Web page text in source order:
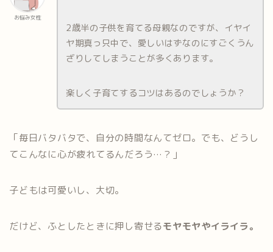
お悩み女性
2歳半の子供を育てる母親なのですが、イヤイ
ヤ期真っ只中で、愛しいはずなのにすごくうん
ざりしてしまうことが多くあります。
楽しく子育てするコツはあるのでしょうか？
「毎日バタバタで、自分の時間なんてゼロ。でも、どうし
てこんなに心が疲れてるんだろう…？」
子どもは可愛いし、大切。
だけど、ふとしたときに押し寄せるモヤモヤやイライラ。